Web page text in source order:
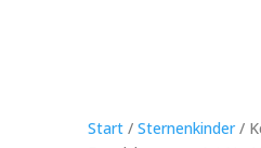
Start/ Sternenkinder/